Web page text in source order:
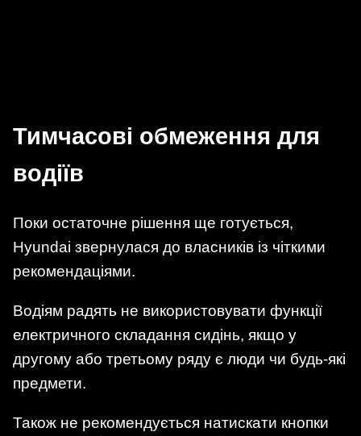
Тимчасові обмеження для
водіїв
Поки остаточне рішення ще готується,
Hyundai звернулася до власників із чіткими
рекомендаціями.
Водіям радять не використовувати функції
електричного складання сидінь, якщо у
другому або третьому ряду є люди чи будь-які
предмети.
Також не рекомендується натискати кнопки